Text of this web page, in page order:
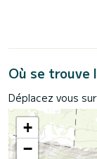
Où se trouve
Déplacez vous
+
−